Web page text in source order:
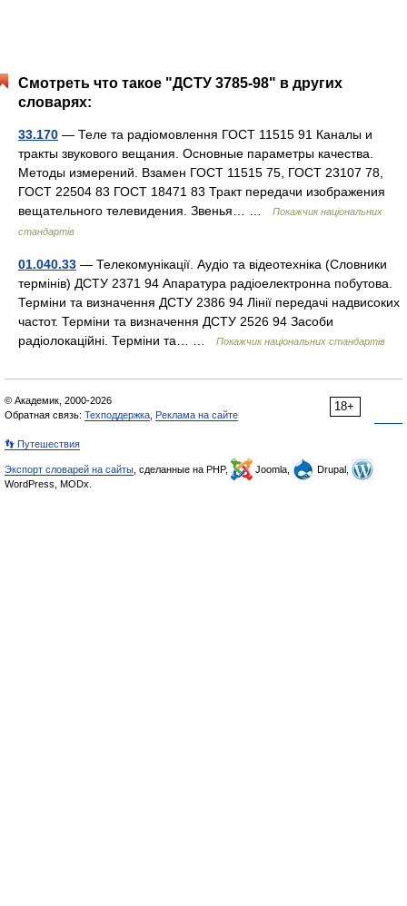
Смотреть что такое "ДСТУ 3785-98" в других
словарях:
33.170 — Теле та радіомовлення ГОСТ 11515 91 Каналы и
тракты звукового вещания. Основные параметры качества.
Методы измерений. Взамен ГОСТ 11515 75, ГОСТ 23107 78,
ГОСТ 22504 83 ГОСТ 18471 83 Тракт передачи изображения
вещательного телевидения. Звенья… …
Покажчик національних
стандартів
01.040.33 — Телекомунікації. Аудіо та відеотехніка (Словники
термінів) ДСТУ 2371 94 Апаратура радіоелектронна побутова.
Терміни та визначення ДСТУ 2386 94 Лінії передачі надвисоких
частот. Терміни та визначення ДСТУ 2526 94 Засоби
радіолокаційні. Терміни та… …
Покажчик національних стандартів
18+
© Академик, 2000-2026
Обратная связь: Техподдержка Реклама на сайте
👣 Путешествия
Экспорт словарей на сайты , сделанные на PHP, Joomla,
Drupal,
WordPress, MODx.